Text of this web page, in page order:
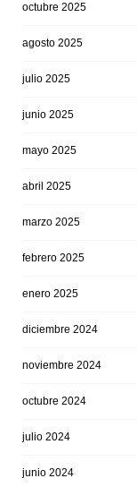
octubre 2025
agosto 2025
julio 2025
junio 2025
mayo 2025
abril 2025
marzo 2025
febrero 2025
enero 2025
diciembre 2024
noviembre 2024
octubre 2024
julio 2024
junio 2024